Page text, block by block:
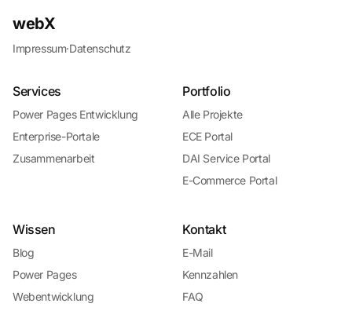
webX
Impressum·Datenschutz
Services
Power Pages Entwicklung
Enterprise-Portale
Zusammenarbeit
Portfolio
Alle Projekte
ECE Portal
DAI Service Portal
E-Commerce Portal
Wissen
Blog
Power Pages
Webentwicklung
Kontakt
E-Mail
Kennzahlen
FAQ